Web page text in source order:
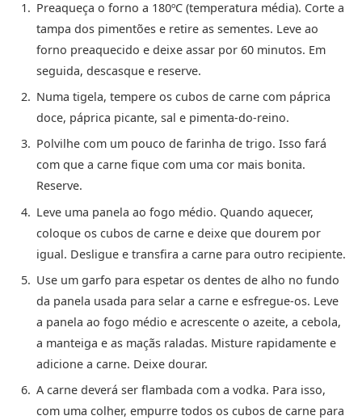
Preaqueça o forno a 180ºC (temperatura média). Corte a
tampa dos pimentões e retire as sementes. Leve ao
forno preaquecido e deixe assar por 60 minutos. Em
seguida, descasque e reserve.
Numa tigela, tempere os cubos de carne com páprica
doce, páprica picante, sal e pimenta-do-reino.
Polvilhe com um pouco de farinha de trigo. Isso fará
com que a carne fique com uma cor mais bonita.
Reserve.
Leve uma panela ao fogo médio. Quando aquecer,
coloque os cubos de carne e deixe que dourem por
igual. Desligue e transfira a carne para outro recipiente.
Use um garfo para espetar os dentes de alho no fundo
da panela usada para selar a carne e esfregue-os. Leve
a panela ao fogo médio e acrescente o azeite, a cebola,
a manteiga e as maçãs raladas. Misture rapidamente e
adicione a carne. Deixe dourar.
A carne deverá ser flambada com a vodka. Para isso,
com uma colher, empurre todos os cubos de carne para